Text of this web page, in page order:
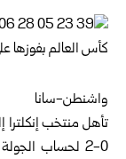
واشنطن-سانا‏
‌‏2-0 لحساب